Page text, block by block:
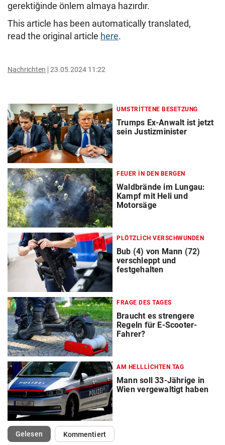
gerektiğinde önlem almaya hazırdır.
This article has been automatically translated,
read the original article here.
Nachrichten 23.05.2024 11:22
UMSTRITTENE BESETZUNG
Trumps Ex-Anwalt ist jetzt
sein Justizminister
FEUER IN DEN BERGEN
Waldbrände im Lungau:
Kampf mit Heli und
Motorsäge
PLÖTZLICH VERSCHWUNDEN
Bub (4) von Mann (72)
verschleppt und
festgehalten
FRAGE DES TAGES
Braucht es strengere
Regeln für E-Scooter-
Fahrer?
AM HELLLICHTEN TAG
Mann soll 33-Jährige in
Wien vergewaltigt haben
Gelesen(ausgewählt)Kommentiert